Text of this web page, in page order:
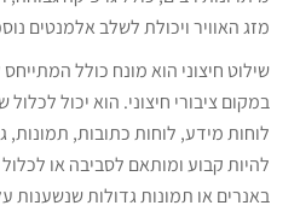
מזג האוויר ויכולת לשלב אלמנטים
שילוט חיצוני הוא מונח כולל
במקום ציבורי חיצוני. הוא יכול
לוחות מידע, לוחות כתובות, תמונות,
להיות קבוע ומותאם לסביבה או
באנרים או תמונות גדולות שנשענות